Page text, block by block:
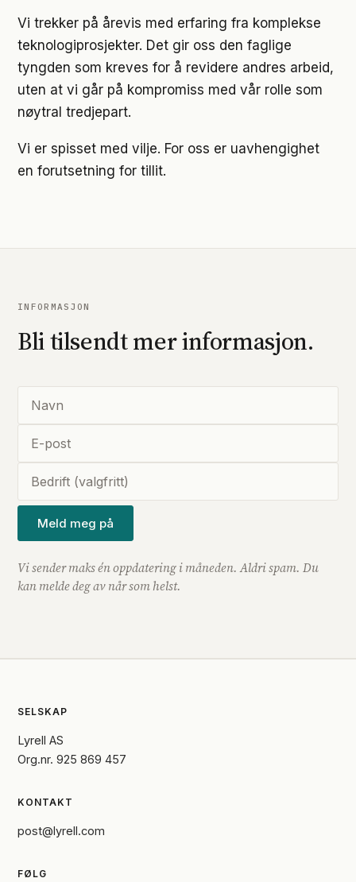
Vi trekker på årevis med erfaring fra komplekse
teknologiprosjekter. Det gir oss den faglige
tyngden som kreves for å revidere andres arbeid,
uten at vi går på kompromiss med vår rolle som
nøytral tredjepart.
Vi er spisset med vilje. For oss er uavhengighet
en forutsetning for tillit.
INFORMASJON
Bli tilsendt mer informasjon.
Meld meg på
Vi sender maks én oppdatering i måneden. Aldri spam. Du
kan melde deg av når som helst.
SELSKAP
Lyrell AS
Org.nr. 925 869 457
KONTAKT
post@lyrell.com
FØLG